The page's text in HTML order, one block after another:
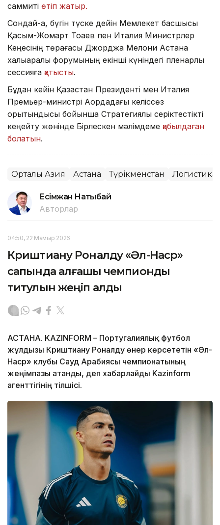
саммиті өтіп жатыр.
Сондай-ақ, бүгін түске дейін Мемлекет басшысы
Қасым-Жомарт Тоқаев пен Италия Министрлер
Кеңесінің төрағасы Джорджа Мелони Астана
халықаралық форумының екінші күніндегі пленарлық
сессияға қатысты.
Бұдан кейін Қазақстан Президенті мен Италия
Премьер-министрі Ақордадағы келіссөз
қорытындысы бойынша Стратегиялық серіктестікті
кеңейту жөнінде Бірлескен мәлімдеме қабылдаған
болатын.
Орталық Азия Астана Түрікменстан Логистика
Есімжан Нақтыбай
Авторлар
04:50, 22 Мамыр 2026
Криштиану Роналду «Әл-Наср»
сапында алғашқы чемпиондық
титулын жеңіп алды
АСТАНА. KAZINFORM – Португалиялық футбол
жұлдызы Криштиану Роналду өнер көрсететін «Әл-
Наср» клубы Сауд Арабиясы чемпионатының
жеңімпазы атанды, деп хабарлайды Kazinform
агенттігінің тілшісі.